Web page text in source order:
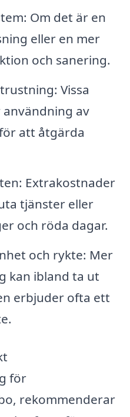
Om det är en
eller en mer
och sanering.
Vissa
av
att åtgärda
Extrakostnader
tjänster eller
och röda dagar.
och rykte: Mer
kan ibland ta ut
erbjuder ofta ett
för
rekommenderar